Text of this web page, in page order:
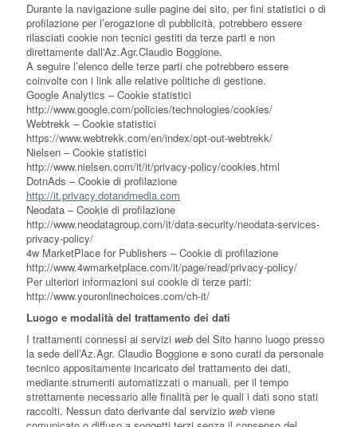
Durante la navigazione sulle pagine dei sito, per fini statistici o di
profilazione per l’erogazione di pubblicità, potrebbero essere
rilasciati cookie non tecnici gestiti da terze parti e non
direttamente dall'Az.Agr.Claudio Boggione.
A seguire l’elenco delle terze parti che potrebbero essere
coinvolte con i link alle relative politiche di gestione.
Google Analytics – Cookie statistici
http://www.google.com/policies/technologies/cookies/
Webtrekk – Cookie statistici
https://www.webtrekk.com/en/index/opt-out-webtrekk/
Nielsen – Cookie statistici
http://www.nielsen.com/it/it/privacy-policy/cookies.html
DotnAds – Cookie di profilazione
http://it.privacy.dotandmedia.com
Neodata – Cookie di profilazione
http://www.neodatagroup.com/it/data-security/neodata-services-
privacy-policy/
4w MarketPlace for Publishers – Cookie di profilazione
http://www.4wmarketplace.com/it/page/read/privacy-policy/
Per ulteriori informazioni sui cookie di terze parti:
http://www.youronlinechoices.com/ch-it/
Luogo e modalità del trattamento dei dati
I trattamenti connessi ai servizi web del Sito hanno luogo presso
la sede dell’Az.Agr. Claudio Boggione e sono curati da personale
tecnico appositamente incaricato del trattamento dei dati,
mediante strumenti automatizzati o manuali, per il tempo
strettamente necessario alle finalità per le quali i dati sono stati
raccolti. Nessun dato derivante dal servizio web viene